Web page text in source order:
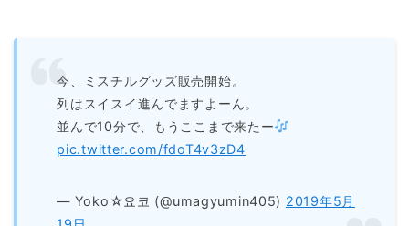
今、ミスチルグッズ販売開始。
列はスイスイ進んでますよーん。
並んで10分で、もうここまで来たー
pic.twitter.com/fdoT4v3zD4
— Yoko☆요코 (@umagyumin405) 2019年5月